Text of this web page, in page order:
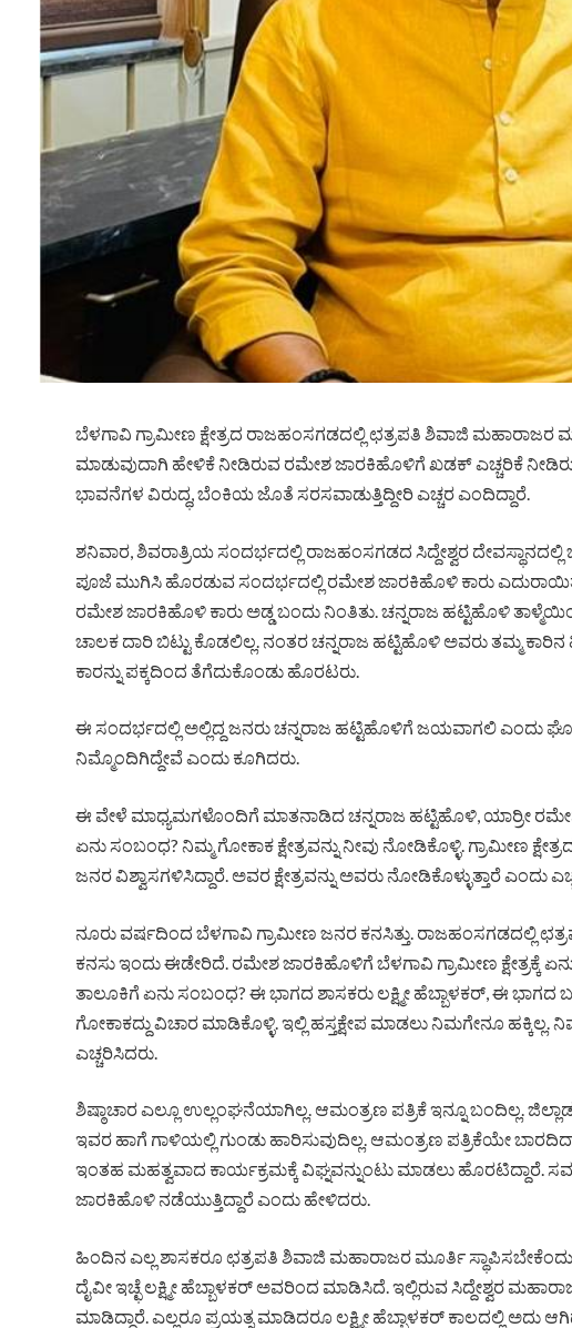
ಬೆಳಗಾವಿ ಗ್ರಾಮೀಣ ಕ್ಷೇತ್ರದ ರಾಜಹಂಸಗಡದಲ್ಲಿ ಛತ್ರಪತಿ ಶಿವಾಜಿ
ಮಾಡುವುದಾಗಿ ಹೇಳಿಕೆ ನೀಡಿರುವ ರಮೇಶ ಜಾರಕಿಹೊಳಿಗೆ ಖಡಕ್ ಎಚ್ಚರಿಕೆ
ಭಾವನೆಗಳ ವಿರುದ್ಧ, ಬೆಂಕಿಯ ಜೊತೆ ಸರಸವಾಡುತ್ತಿದ್ದೀರಿ ಎಚ್ಚರ ಎಂದಿದ್ದಾರೆ.
ಶನಿವಾರ, ಶಿವರಾತ್ರಿಯ ಸಂದರ್ಭದಲ್ಲಿ ರಾಜಹಂಸಗಡದ ಸಿದ್ದೇಶ್ವರ ದೇವಸ್ಥಾನದಲ್ಲಿ
ಪೂಜೆ ಮುಗಿಸಿ ಹೊರಡುವ ಸಂದರ್ಭದಲ್ಲಿ ರಮೇಶ ಜಾರಕಿಹೊಳಿ ಕಾರು
ರಮೇಶ ಜಾರಕಿಹೊಳಿ ಕಾರು ಅಡ್ಡ ಬಂದು ನಿಂತಿತು. ಚನ್ನರಾಜ ಹಟ್ಟಿಹೊಳಿ
ಚಾಲಕ ದಾರಿ ಬಿಟ್ಟು ಕೊಡಲಿಲ್ಲ. ನಂತರ ಚನ್ನರಾಜ ಹಟ್ಟಿಹೊಳಿ ಅವರು ತಮ್ಮ
ಕಾರನ್ನು ಪಕ್ಕದಿಂದ ತೆಗೆದುಕೊಂಡು ಹೊರಟರು.
ಈ ಸಂದರ್ಭದಲ್ಲಿ ಅಲ್ಲಿದ್ದ ಜನರು ಚನ್ನರಾಜ ಹಟ್ಟಿಹೊಳಿಗೆ ಜಯವಾಗಲಿ ಎಂದು
ನಿಮ್ಮೊಂದಿಗಿದ್ದೇವೆ ಎಂದು ಕೂಗಿದರು.
ಈ ವೇಳೆ ಮಾಧ್ಯಮಗಳೊಂದಿಗೆ ಮಾತನಾಡಿದ ಚನ್ನರಾಜ ಹಟ್ಟಿಹೊಳಿ, ಯಾರ್ರೀ ರಮೇಶ
ಏನು ಸಂಬಂಧ? ನಿಮ್ಮ ಗೋಕಾಕ ಕ್ಷೇತ್ರವನ್ನು ನೀವು ನೋಡಿಕೊಳ್ಳಿ. ಗ್ರಾಮೀಣ
ಜನರ ವಿಶ್ವಾಸಗಳಿಸಿದ್ದಾರೆ. ಅವರ ಕ್ಷೇತ್ರವನ್ನು ಅವರು ನೋಡಿಕೊಳ್ಳುತ್ತಾರೆ ಎಂದು
ನೂರು ವರ್ಷದಿಂದ ಬೆಳಗಾವಿ ಗ್ರಾಮೀಣ ಜನರ ಕನಸಿತ್ತು. ರಾಜಹಂಸಗಡದಲ್ಲಿ
ಕನಸು ಇಂದು ಈಡೇರಿದೆ. ರಮೇಶ ಜಾರಕಿಹೊಳಿಗೆ ಬೆಳಗಾವಿ ಗ್ರಾಮೀಣ ಕ್ಷೇತ್ರಕ್ಕೆ
ತಾಲೂಕಿಗೆ ಏನು ಸಂಬಂಧ? ಈ ಭಾಗದ ಶಾಸಕರು ಲಕ್ಷ್ಮೀ ಹೆಬ್ಬಾಳಕರ್, ಈ ಭಾಗದ
ಗೋಕಾಕದ್ದು ವಿಚಾರ ಮಾಡಿಕೊಳ್ಳಿ. ಇಲ್ಲಿ ಹಸ್ತಕ್ಷೇಪ ಮಾಡಲು ನಿಮಗೇನೂ ಹಕ್ಕಿಲ್ಲ.
ಎಚ್ಚರಿಸಿದರು.
ಶಿಷ್ಠಾಚಾರ ಎಲ್ಲೂ ಉಲ್ಲಂಘನೆಯಾಗಿಲ್ಲ. ಆಮಂತ್ರಣ ಪತ್ರಿಕೆ ಇನ್ನೂ ಬಂದಿಲ್ಲ.
ಇವರ ಹಾಗೆ ಗಾಳಿಯಲ್ಲಿ ಗುಂಡು ಹಾರಿಸುವುದಿಲ್ಲ. ಆಮಂತ್ರಣ ಪತ್ರಿಕೆಯೇ
ಇಂತಹ ಮಹತ್ವವಾದ ಕಾರ್ಯಕ್ರಮಕ್ಕೆ ವಿಘ್ನವನ್ನುಂಟು ಮಾಡಲು ಹೊರಟಿದ್ದಾರೆ.
ಜಾರಕಿಹೊಳಿ ನಡೆಯುತ್ತಿದ್ದಾರೆ ಎಂದು ಹೇಳಿದರು.
ಹಿಂದಿನ ಎಲ್ಲ ಶಾಸಕರೂ ಛತ್ರಪತಿ ಶಿವಾಜಿ ಮಹಾರಾಜರ ಮೂರ್ತಿ ಸ್ಥಾಪಿಸಬೇಕೆಂದು
ದೈವೀ ಇಚ್ಛೆ ಲಕ್ಷ್ಮೀ ಹೆಬ್ಬಾಳಕರ್ ಅವರಿಂದ ಮಾಡಿಸಿದೆ. ಇಲ್ಲಿರುವ ಸಿದ್ದೇಶ್ವರ
ಮಾಡಿದ್ದಾರೆ. ಎಲ್ಲರೂ ಪ್ರಯತ್ನ ಮಾಡಿದರೂ ಲಕ್ಷ್ಮೀ ಹೆಬ್ಬಾಳಕರ್ ಕಾಲದಲ್ಲಿ ಅದು